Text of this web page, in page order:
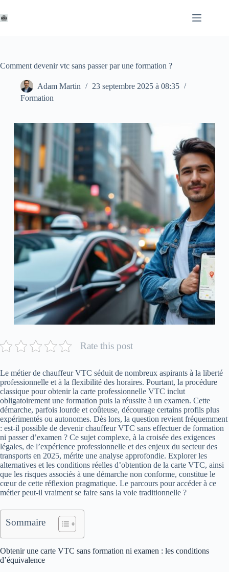
au
contenu
Comment devenir vtc sans passer par une formation ?
Adam Martin
23 septembre 2025 à 08:35
Formation
Rate this post
Le métier de chauffeur VTC séduit de nombreux aspirants à la liberté
professionnelle et à la flexibilité des horaires. Pourtant, la procédure
classique pour obtenir la carte professionnelle VTC inclut
obligatoirement une formation puis la réussite à un examen. Cette
démarche, parfois lourde et coûteuse, décourage certains profils plus
expérimentés ou autonomes. Dès lors, la question revient fréquemment
: est-il possible de devenir chauffeur VTC sans effectuer de formation
ni passer d’examen ? Ce sujet complexe, à la croisée des exigences
légales, de l’expérience professionnelle et des enjeux du secteur des
transports en 2025, mérite une analyse approfondie. Explorer les
alternatives et les conditions réelles d’obtention de la carte VTC, ainsi
que les risques associés à une démarche non conforme, constitue le
cœur de cette réflexion pragmatique. Le parcours pour accéder à ce
métier peut-il vraiment se faire sans la voie traditionnelle ?
Sommaire
Obtenir une carte VTC sans formation ni examen : les conditions
d’équivalence